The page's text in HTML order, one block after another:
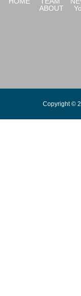
ABOUT
Copyright ©